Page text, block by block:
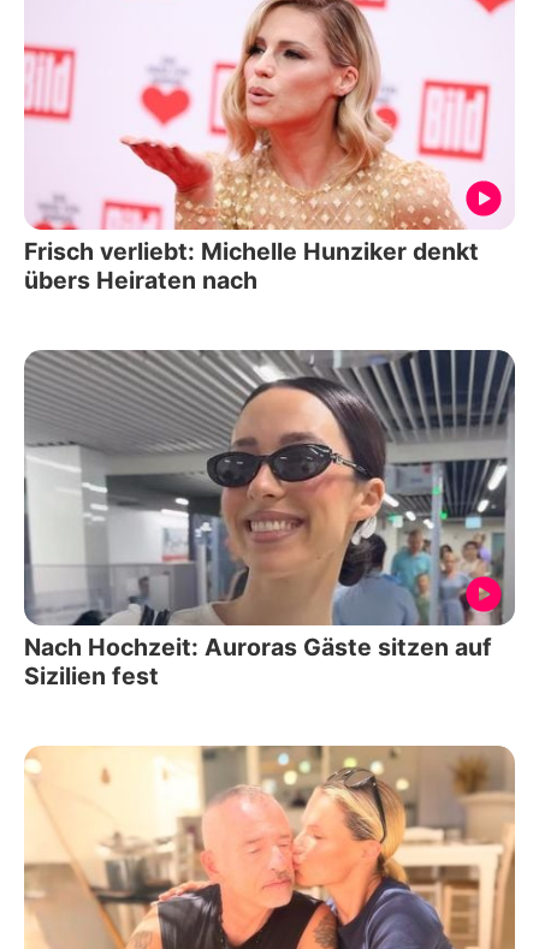
Frisch verliebt: Michelle Hunziker denkt
übers Heiraten nach
Nach Hochzeit: Auroras Gäste sitzen auf
Sizilien fest